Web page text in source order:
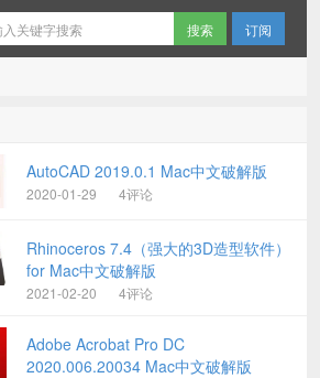
订阅
AutoCAD 2019.0.1 Mac中文破解版
2020-01-29 4评论
Rhinoceros 7.4（强大的3D造型软件）
for Mac中文破解版
2021-02-20 4评论
Adobe Acrobat Pro DC
2020.006.20034 Mac中文破解版